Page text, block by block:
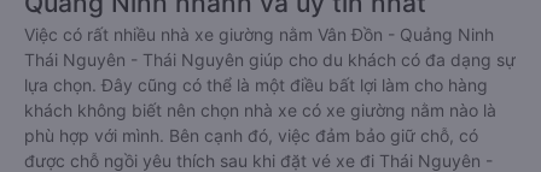
Việc có rất nhiều nhà xe giường nằm Vân Đồn - Quảng Ninh
Thái Nguyên - Thái Nguyên giúp cho du khách có đa dạng sự
lựa chọn. Đây cũng có thể là một điều bất lợi làm cho hàng
khách không biết nên chọn nhà xe có xe giường nằm nào là
phù hợp với mình. Bên cạnh đó, việc đảm bảo giữ chỗ, có
được chỗ ngồi yêu thích sau khi đặt vé xe đi Thái Nguyên -